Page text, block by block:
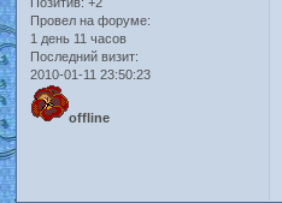
Провел на форуме:
1 день 11 часов
Последний визит:
2010-01-11 23:50:23
offline